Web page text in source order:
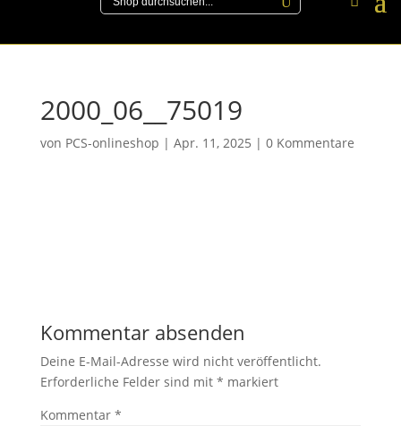
2000_06__75019
von PCS-onlineshop | Apr. 11, 2025 | 0 Kommentare
Kommentar absenden
Deine E-Mail-Adresse wird nicht veröffentlicht.
Erforderliche Felder sind mit * markiert
Kommentar *